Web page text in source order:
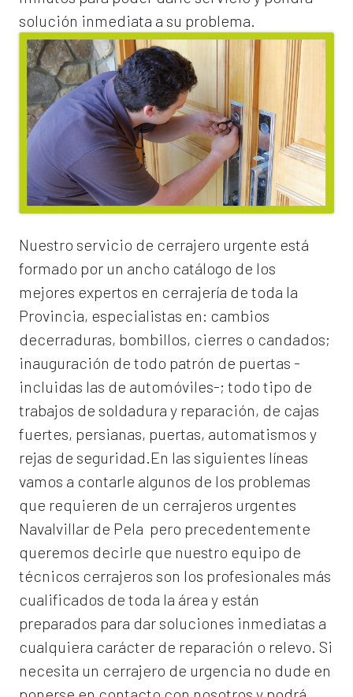
solución inmediata a su problema.
Nuestro servicio de cerrajero urgente está
formado por un ancho catálogo de los
mejores expertos en cerrajería de toda la
Provincia, especialistas en: cambios
decerraduras, bombillos, cierres o candados;
inauguración de todo patrón de puertas -
incluidas las de automóviles-; todo tipo de
trabajos de soldadura y reparación, de cajas
fuertes, persianas, puertas, automatismos y
rejas de seguridad.En las siguientes líneas
vamos a contarle algunos de los problemas
que requieren de un cerrajeros urgentes
Navalvillar de Pela pero precedentemente
queremos decirle que nuestro equipo de
técnicos cerrajeros son los profesionales más
cualificados de toda la área y están
preparados para dar soluciones inmediatas a
cualquiera carácter de reparación o relevo. Si
necesita un cerrajero de urgencia no dude en